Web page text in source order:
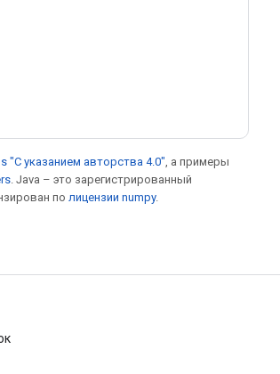
"С указанием авторства 4.0" , а примеры
. Java – это зарегистрированный
по лицензии numpy.